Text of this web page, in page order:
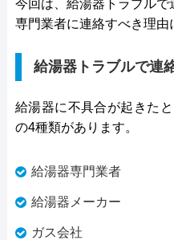
今回は、給湯器トラブル
専門業者に連絡すべき理由
給湯器トラブルで連
給湯器に不具合が起きた
の4種類があります。
給湯器専門業者
給湯器メーカー
ガス会社